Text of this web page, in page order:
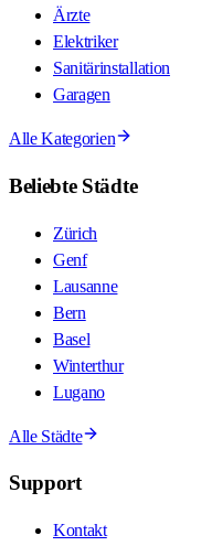
Ärzte
Elektriker
Sanitärinstallation
Garagen
Alle Kategorien
Beliebte Städte
Zürich
Genf
Lausanne
Bern
Basel
Winterthur
Lugano
Alle Städte
Support
Kontakt